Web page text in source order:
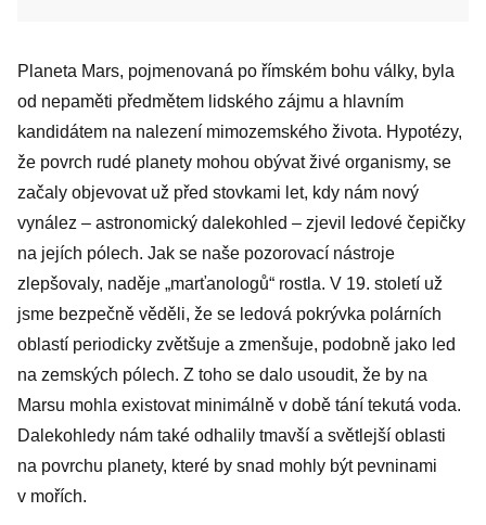
Planeta Mars, pojmenovaná po římském bohu války, byla
od nepaměti předmětem lidského zájmu a hlavním
kandidátem na nalezení mimozemského života. Hypotézy,
že povrch rudé planety mohou obývat živé organismy, se
začaly objevovat už před stovkami let, kdy nám nový
vynález – astronomický dalekohled – zjevil ledové čepičky
na jejích pólech. Jak se naše pozorovací nástroje
zlepšovaly, naděje „marťanologů“ rostla. V 19. století už
jsme bezpečně věděli, že se ledová pokrývka polárních
oblastí periodicky zvětšuje a zmenšuje, podobně jako led
na zemských pólech. Z toho se dalo usoudit, že by na
Marsu mohla existovat minimálně v době tání tekutá voda.
Dalekohledy nám také odhalily tmavší a světlejší oblasti
na povrchu planety, které by snad mohly být pevninami
v mořích.